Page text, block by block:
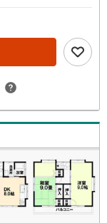
らしの幅が広がり
確保しており、来
です♪